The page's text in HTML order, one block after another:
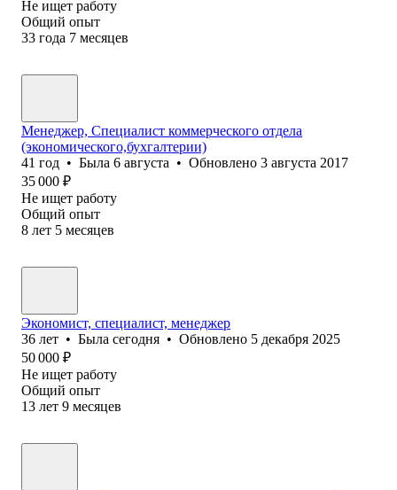
Не ищет работу
Общий опыт
33 года 7 месяцев
Менеджер, Специалист коммерческого отдела
(экономического,бухгалтерии)
41 год • Была 6 августа • Обновлено 3 августа 2017
35 000 ₽
Не ищет работу
Общий опыт
8 лет 5 месяцев
Экономист, специалист, менеджер
36 лет • Была сегодня • Обновлено 5 декабря 2025
50 000 ₽
Не ищет работу
Общий опыт
13 лет 9 месяцев